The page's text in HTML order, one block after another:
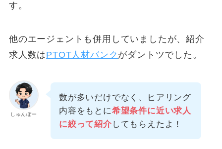
す。
他のエージェントも併用していましたが、紹介
求人数はPTOT人材バンク がダントツでした。
しゅんぼー
数が多いだけでなく、ヒアリング
内容をもとに希望条件に近い求人
に絞って紹介 してもらえたよ！